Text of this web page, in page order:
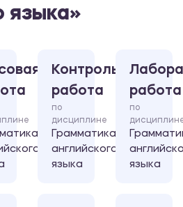
языка»
Контрольная
работа
по
дисциплине
Грамматика
английского
языка
работа
по
языка